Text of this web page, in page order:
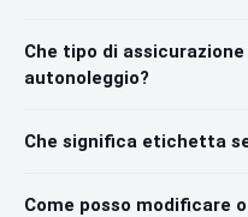
Che tipo di
autonoleggio?
Che significa etichetta
Come posso modificare